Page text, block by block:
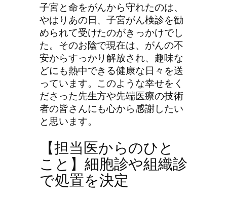
子宮と命をがんから守れたのは、
やはりあの日、子宮がん検診を勧
められて受けたのがきっかけでし
た。そのお陰で現在は、がんの不
安からすっかり解放され、趣味な
どにも熱中できる健康な日々を送
っています。このような幸せをく
ださった先生方や先端医療の技術
者の皆さんにも心から感謝したい
と思います。
【担当医からのひと
こと】細胞診や組織診
で処置を決定